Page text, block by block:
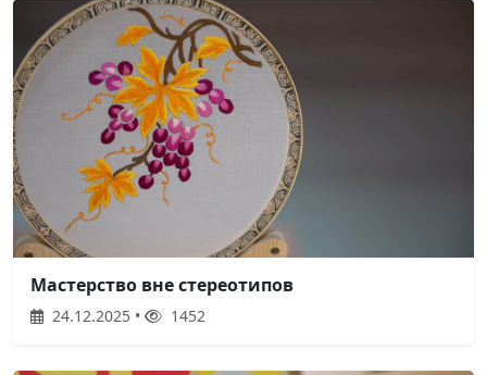
Мастерство вне стереотипов
24.12.2025 • 1452